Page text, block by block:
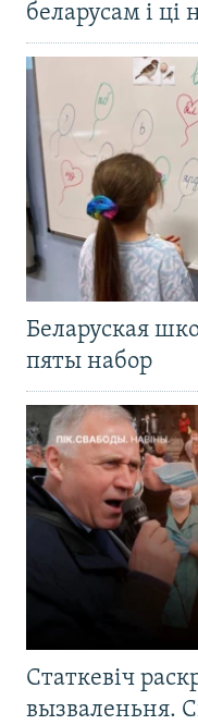
беларусам і
Беларуская
пяты набор
Статкевіч
вызваленьня.